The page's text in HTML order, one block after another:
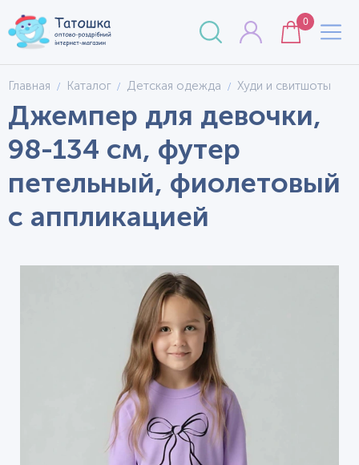
0
Главная Каталог Детская одежда Худи и свитшоты
Джемпер для девочки,
98-134 см, футер
петельный, фиолетовый
с аппликацией